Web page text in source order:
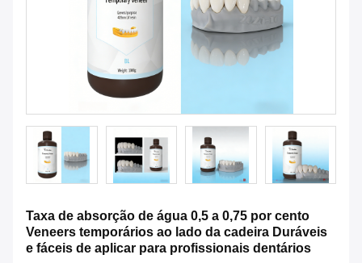
Taxa de absorção de água 0,5 a 0,75 por cento
Veneers temporários ao lado da cadeira Duráveis
e fáceis de aplicar para profissionais dentários